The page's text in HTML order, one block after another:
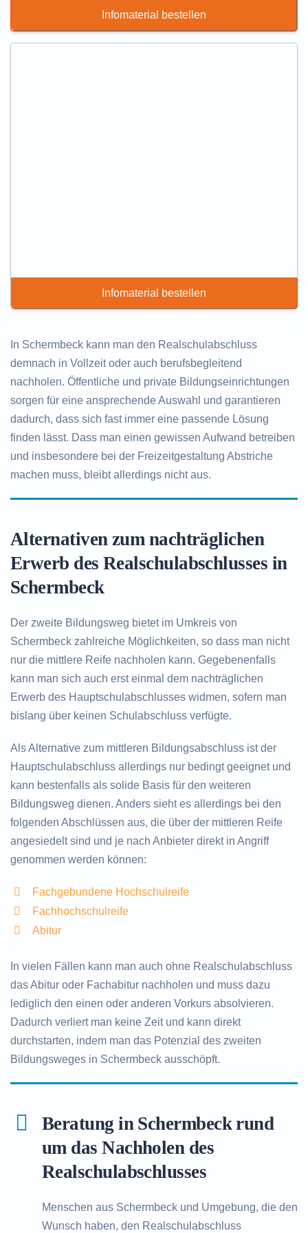
Infomaterial bestellen
Infomaterial bestellen
In Schermbeck kann man den Realschulabschluss
demnach in Vollzeit oder auch berufsbegleitend
nachholen. Öffentliche und private Bildungseinrichtungen
sorgen für eine ansprechende Auswahl und garantieren
dadurch, dass sich fast immer eine passende Lösung
finden lässt. Dass man einen gewissen Aufwand betreiben
und insbesondere bei der Freizeitgestaltung Abstriche
machen muss, bleibt allerdings nicht aus.
Alternativen zum nachträglichen
Erwerb des Realschulabschlusses in
Schermbeck
Der zweite Bildungsweg bietet im Umkreis von
Schermbeck zahlreiche Möglichkeiten, so dass man nicht
nur die mittlere Reife nachholen kann. Gegebenenfalls
kann man sich auch erst einmal dem nachträglichen
Erwerb des Hauptschulabschlusses widmen, sofern man
bislang über keinen Schulabschluss verfügte.
Als Alternative zum mittleren Bildungsabschluss ist der
Hauptschulabschluss allerdings nur bedingt geeignet und
kann bestenfalls als solide Basis für den weiteren
Bildungsweg dienen. Anders sieht es allerdings bei den
folgenden Abschlüssen aus, die über der mittleren Reife
angesiedelt sind und je nach Anbieter direkt in Angriff
genommen werden können:
Fachgebundene Hochschulreife
Fachhochschulreife
Abitur
In vielen Fällen kann man auch ohne Realschulabschluss
das Abitur oder Fachabitur nachholen und muss dazu
lediglich den einen oder anderen Vorkurs absolvieren.
Dadurch verliert man keine Zeit und kann direkt
durchstarten, indem man das Potenzial des zweiten
Bildungsweges in Schermbeck ausschöpft.
Beratung in Schermbeck rund
um das Nachholen des
Realschulabschlusses
Menschen aus Schermbeck und Umgebung, die den
Wunsch haben, den Realschulabschluss